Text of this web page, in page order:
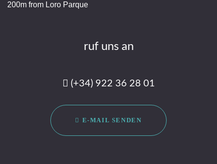
200m from Loro Parque
ruf uns an
(+34) 922 36 28 01
E-MAIL SENDEN